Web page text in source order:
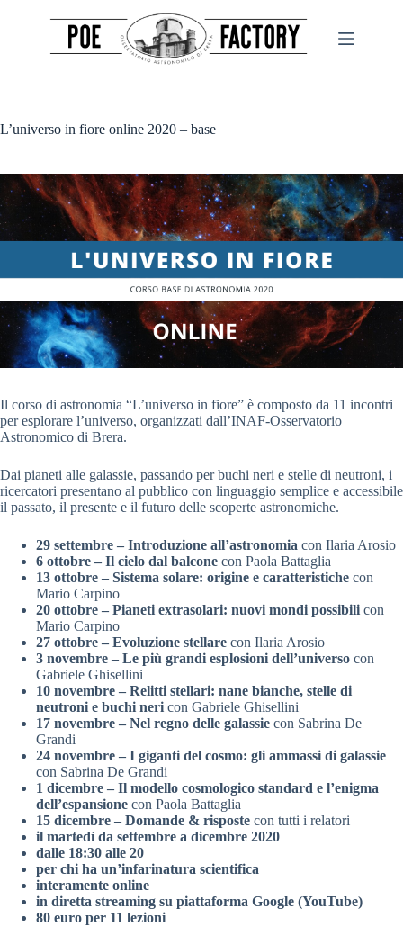
L’universo in fiore online 2020 – base
Il corso di astronomia “L’universo in fiore” è composto da 11 incontri
per esplorare l’universo, organizzati dall’INAF-Osservatorio
Astronomico di Brera.
Dai pianeti alle galassie, passando per buchi neri e stelle di neutroni, i
ricercatori presentano al pubblico con linguaggio semplice e accessibile
il passato, il presente e il futuro delle scoperte astronomiche.
29 settembre – Introduzione all’astronomia con Ilaria Arosio
6 ottobre – Il cielo dal balcone con Paola Battaglia
13 ottobre – Sistema solare: origine e caratteristiche con
Mario Carpino
20 ottobre – Pianeti extrasolari: nuovi mondi possibili con
Mario Carpino
27 ottobre – Evoluzione stellare con Ilaria Arosio
3 novembre – Le più grandi esplosioni dell’universo con
Gabriele Ghisellini
10 novembre – Relitti stellari: nane bianche, stelle di
neutroni e buchi neri con Gabriele Ghisellini
17 novembre – Nel regno delle galassie con Sabrina De
Grandi
24 novembre – I giganti del cosmo: gli ammassi di galassie
con Sabrina De Grandi
1 dicembre – Il modello cosmologico standard e l’enigma
dell’espansione con Paola Battaglia
15 dicembre – Domande & risposte con tutti i relatori
il martedì da settembre a dicembre 2020
dalle 18:30 alle 20
per chi ha un’infarinatura scientifica
interamente online
in diretta streaming su piattaforma Google (YouTube)
80 euro per 11 lezioni